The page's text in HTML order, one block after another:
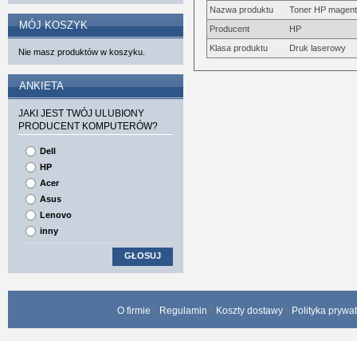
Nazwa produktu
Toner HP
Producent
HP
Klasa produktu
Druk laserowy
MÓJ KOSZYK
Nie masz produktów w koszyku.
ANKIETA
JAKI JEST TWÓJ ULUBIONY
PRODUCENT KOMPUTERÓW?
Dell
HP
Acer
Asus
Lenovo
inny
GŁOSUJ
O firmie Regulamin Koszty dostawy Polityka